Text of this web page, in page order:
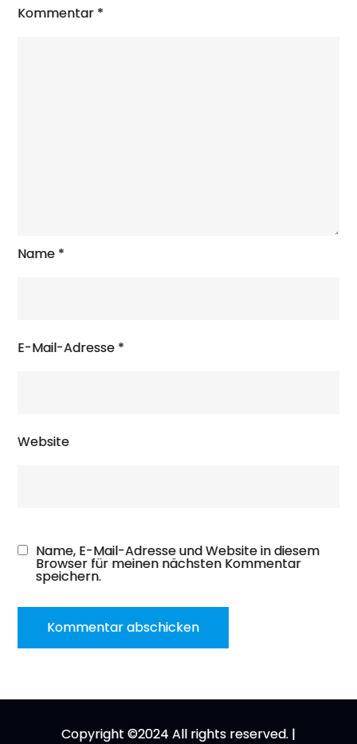
Kommentar *
Name *
E-Mail-Adresse *
Website
Name, E-Mail-Adresse und Website in diesem
Browser für meinen nächsten Kommentar
speichern.
a
Copyright ©2024 All rights reserved. |